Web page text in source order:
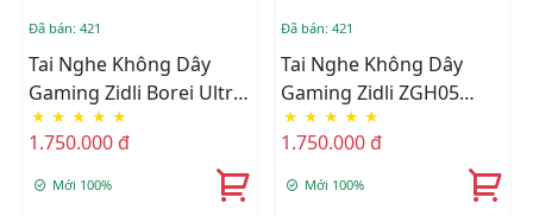
Đã bán: 421
Tai Nghe Không Dây
Gaming Zidli Borei Ultra
(Wifi 2.4Ghz, Đế Sạc)
★ ★ ★ ★ ★
1.750.000 đ
Mới 100%
Đã bán: 421
Tai Nghe Không Dây
Gaming Zidli ZGH05
Ultra (Wifi 2.4Ghz, Đế
Sạc)
★ ★ ★ ★ ★
1.750.000 đ
Mới 100%